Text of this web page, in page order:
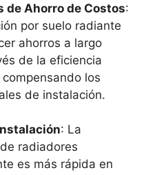
de Ahorro de Costos:
por suelo radiante
ahorros a largo
de la eficiencia
los
de instalación.
: La
radiadores
es más rápida en